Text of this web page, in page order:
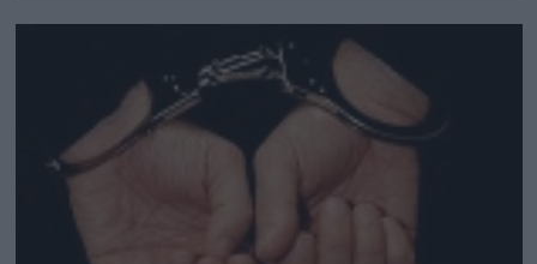
της Βίλλας Αμαλίας, από τις αστυνομικές δυνάμεις.
Οι “επιτιθέμενοι” φωνάζοντας συνθήματα κατά του
Δήμου Αθηναίων και της αστυνομίας, κατάφεραν να
τα “βάλουν” […]